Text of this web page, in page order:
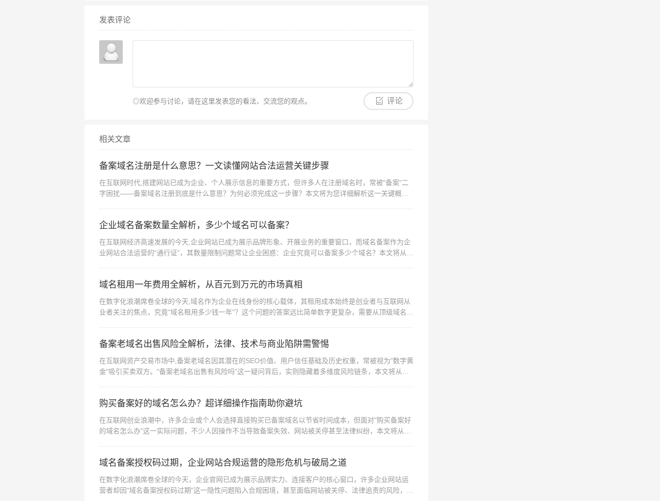
企业备案建议由法人或指定负责人全程跟进,避免因授权不清导致延误。
备案成功后的注意事项
备案通过后,用户会收到备案号（如“京ICP备XXXXXXX号”），需在网站底部添加备案号并
链接至工信部备案系统，需定期检查备案状态，若主体信息变更（如企业地址、法人更换）
备案看似繁琐,实则是保障网络空间规范化的重要环节，通过系统准备材料、严格遵循流
程、及时沟通服务商，新购买域名的备案成功率将大幅提升，希望本文能成为您备案路上的
发表评论
评论
◎欢迎参与讨论，请在这里发表您的看法、交流您的观点。
相关文章
备案域名注册是什么意思？一文读懂网站合法运营关键步骤
在互联网时代,搭建网站已成为企业、个人展示信息的重要方式，但许多人在注册域名时，常被"备案"二
字困扰——备案域名注册到底是什么意思？为何必须完成这一步骤？本文将为您详细解析这一关键概
企业域名备案数量全解析，多少个域名可以备案？
在互联网经济高速发展的今天,企业网站已成为展示品牌形象、开展业务的重要窗口，而域名备案作为企
业网站合法运营的“通行证”，其数量限制问题常让企业困惑：企业究竟可以备案多少个域名？本文将从政
域名租用一年费用全解析，从百元到万元的市场真相
在数字化浪潮席卷全球的今天,域名作为企业在线身份的核心载体，其租用成本始终是创业者与互联网从
业者关注的焦点，究竟"域名租用多少钱一年"？这个问题的答案远比简单数字更复杂，需要从顶级域名类
备案老域名出售风险全解析，法律、技术与商业陷阱需警惕
在互联网资产交易市场中,备案老域名因其潜在的SEO价值、用户信任基础及历史权重，常被视为"数字黄
金"吸引买卖双方。"备案老域名出售有风险吗"这一疑问背后，实则隐藏着多维度风险链条，本文将从法
购买备案好的域名怎么办？超详细操作指南助你避坑
在互联网创业浪潮中，许多企业或个人会选择直接购买已备案域名以节省时间成本，但面对"购买备案好
的域名怎么办"这一实际问题，不少人因操作不当导致备案失效、网站被关停甚至法律纠纷，本文将从专
域名备案授权码过期，企业网站合规运营的隐形危机与破局之道
在数字化浪潮席卷全球的今天，企业官网已成为展示品牌实力、连接客户的核心窗口，许多企业网站运
营者却因"域名备案授权码过期"这一隐性问题陷入合规困境，甚至面临网站被关停、法律追责的风险，本